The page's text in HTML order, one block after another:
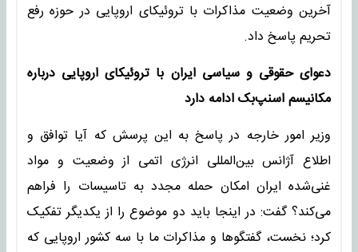
آخرین وضعیت مذاکرات با تروئیکای اروپایی در حوزه رفع
تحریم پاسخ داد.
دعوای حقوقی و سیاسی ایران با تروئیکای اروپایی درباره
مکانیسم اسنپ‌بک ادامه دارد
وزیر امور خارجه در پاسخ به این پرسش که آیا توافق و
اطلاع آژانس بین‌المللی انرژی اتمی از وضعیت و مواد
غنی‌شده ایران امکان حمله مجدد به تاسیسات را فراهم
می‌کند؟ گفت: در اینجا باید دو موضوع را از یکدیگر تفکیک
کرد؛ نخست، گفتگوها و مذاکرات ما با سه کشور اروپایی که